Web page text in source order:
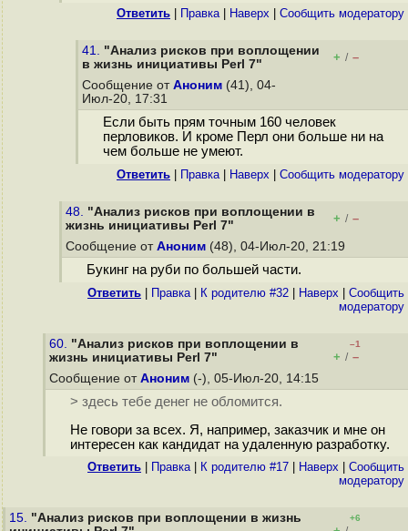
Ответить Правка| Наверх Cообщить модератору
41. "Анализ рисков при воплощении
в жизнь инициативы Perl 7"
+ / –
Сообщение от Аноним (41), 04-
Июл-20, 17:31
Если быть прям точным 160 человек
перловиков. И кроме Перл они больше ни на
чем больше не умеют.
Ответить Правка| Наверх Cообщить модератору
48. "Анализ рисков при воплощении в
жизнь инициативы Perl 7"
+ / –
Сообщение от Аноним (48), 04-Июл-20, 21:19
Букинг на руби по большей части.
Ответить Правка| К родителю #32 Наверх
Cообщить
модератору
60. "Анализ рисков при воплощении в
жизнь инициативы Perl 7"
–1
+ / –
Сообщение от Аноним (-), 05-Июл-20, 14:15
> здесь тебе денег не обломится.
Не говори за всех. Я, например, заказчик и мне он
интересен как кандидат на удаленную разработку.
Ответить Правка| К родителю #17 Наверх
Cообщить
модератору
15. "Анализ рисков при воплощении в жизнь
+6